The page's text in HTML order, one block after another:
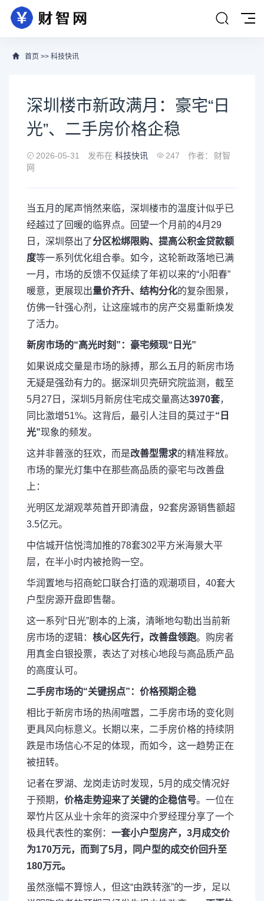
首页 >> 科技快讯
深圳楼市新政满月：豪宅“日
光”、二手房价格企稳
2026-05-31 发布在 科技快讯 247 作者：
财智
网
当五月的尾声悄然来临，深圳楼市的温度计似乎已
经越过了回暖的临界点。回望一个月前的4月29
日，深圳祭出了分区松绑限购、提高公积金贷款额
度等一系列优化组合拳。如今，这轮新政落地已满
一月，市场的反馈不仅延续了年初以来的“小阳春”
暖意，更展现出量价齐升、结构分化的复杂图景，
仿佛一针强心剂，让这座城市的房产交易重新焕发
了活力。
新房市场的“高光时刻”：豪宅频现“日光”
如果说成交量是市场的脉搏，那么五月的新房市场
无疑是强劲有力的。据深圳贝壳研究院监测，截至
5月27日，深圳5月新房住宅成交量高达3970套，
同比激增51%。这背后，最引人注目的莫过于“日
光”现象的频发。
这并非普涨的狂欢，而是改善型需求的精准释放。
市场的聚光灯集中在那些高品质的豪宅与改善盘
上：
光明区龙湖观萃苑首开即清盘，92套房源销售额超
3.5亿元。
中信城开信悦湾加推的78套302平方米海景大平
层，在半小时内被抢购一空。
华润置地与招商蛇口联合打造的观潮项目，40套大
户型房源开盘即售罄。
这一系列“日光”剧本的上演，清晰地勾勒出当前新
房市场的逻辑： 核心区先行，改善盘领跑。购房者
用真金白银投票，表达了对核心地段与高品质产品
的高度认可。
二手房市场的“关键拐点”：价格预期企稳
相比于新房市场的热闹喧嚣，二手房市场的变化则
更具风向标意义。长期以来，二手房价格的持续阴
跌是市场信心不足的体现，而如今，这一趋势正在
被扭转。
记者在罗湖、龙岗走访时发现，5月的成交情况好
于预期， 价格走势迎来了关键的企稳信号。一位在
翠竹片区从业十余年的资深中介罗经理分享了一个
极具代表性的案例： 一套小户型房产，3月成交价
为170万元，而到了5月，同户型的成交价回升至
180万元。
虽然涨幅不算惊人，但这“由跌转涨”的一步，足以